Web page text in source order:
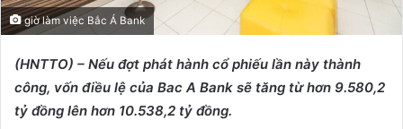
giờ làm việc Bắc Á Bank
(HNTTO) – Nếu đợt phát hành cổ phiếu lần này thành
công, vốn điều lệ của Bac A Bank sẽ tăng từ hơn 9.580,2
tỷ đồng lên hơn 10.538,2 tỷ đồng.